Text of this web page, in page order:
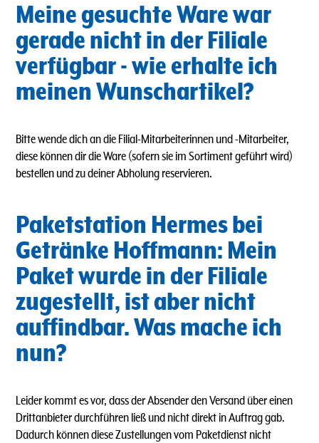
Meine gesuchte Ware war
gerade nicht in der Filiale
verfügbar - wie erhalte ich
meinen Wunschartikel?
Bitte wende dich an die Filial-Mitarbeiterinnen und -Mitarbeiter,
diese können dir die Ware (sofern sie im Sortiment geführt wird)
bestellen und zu deiner Abholung reservieren.
Paketstation Hermes bei
Getränke Hoffmann: Mein
Paket wurde in der Filiale
zugestellt, ist aber nicht
auffindbar. Was mache ich
nun?
Leider kommt es vor, dass der Absender den Versand über einen
Drittanbieter durchführen ließ und nicht direkt in Auftrag gab.
Dadurch können diese Zustellungen vom Paketdienst nicht